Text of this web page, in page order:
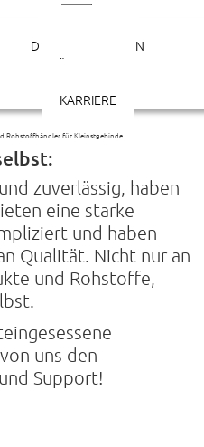
DIENSTLEISTUNGEN
ÜBER UNS
KARRIERE
Rohstoffhändler für Kleinstgebinde.
KLEINSTMENGE
IN DEUTSCHLAND STATT
zuverlässig, haben
eine starke
und haben
Qualität. Nicht nur an
und Rohstoffe,
uns den
Support!